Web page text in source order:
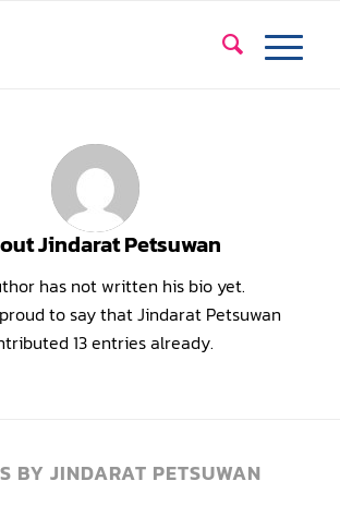
Jindarat Petsuwan
has not written his bio yet.
to say thatJindarat Petsuwan
13 entries already.
BY JINDARAT PETSUWAN